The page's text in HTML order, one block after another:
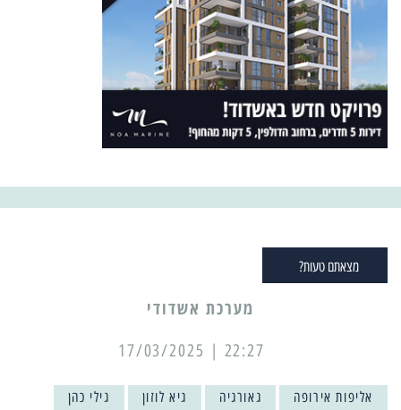
מצאתם טעות?
מערכת אשדודי
22:27 | 17/03/2025
אליפות אירופה גאורגיה גיא לוזון גילי כהן